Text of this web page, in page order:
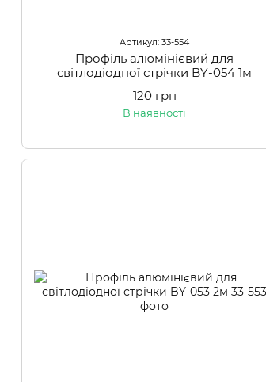
Артикул: 33-554
Профіль алюмінієвий для
світлодіодної стрічки BY-054 1м
120 грн
В наявності